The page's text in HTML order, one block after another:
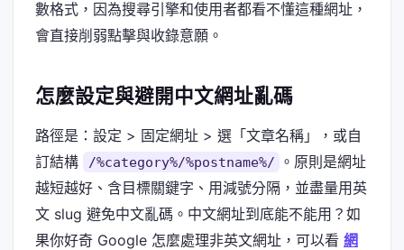
數格式，因為搜尋引擎和使用者都看不懂這種網址，
會直接削弱點擊與收錄意願。
怎麼設定與避開中文網址亂碼
路徑是：設定 > 固定網址 > 選「文章名稱」，或自
訂結構
/%category%/%postname%/
。原則是網址
越短越好、含目標關鍵字、用減號分隔，並盡量用英
文 slug 避免中文亂碼。中文網址到底能不能用？如
果你好奇 Google 怎麼處理非英文網址，可以看 網